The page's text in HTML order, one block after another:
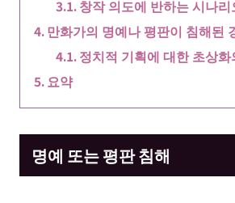
창작 의도에 반하는 시나리
만화가의 명예나 평판이 침해된
정치적 기획에 대한 초상화
요약
명예 또는 평판 침해